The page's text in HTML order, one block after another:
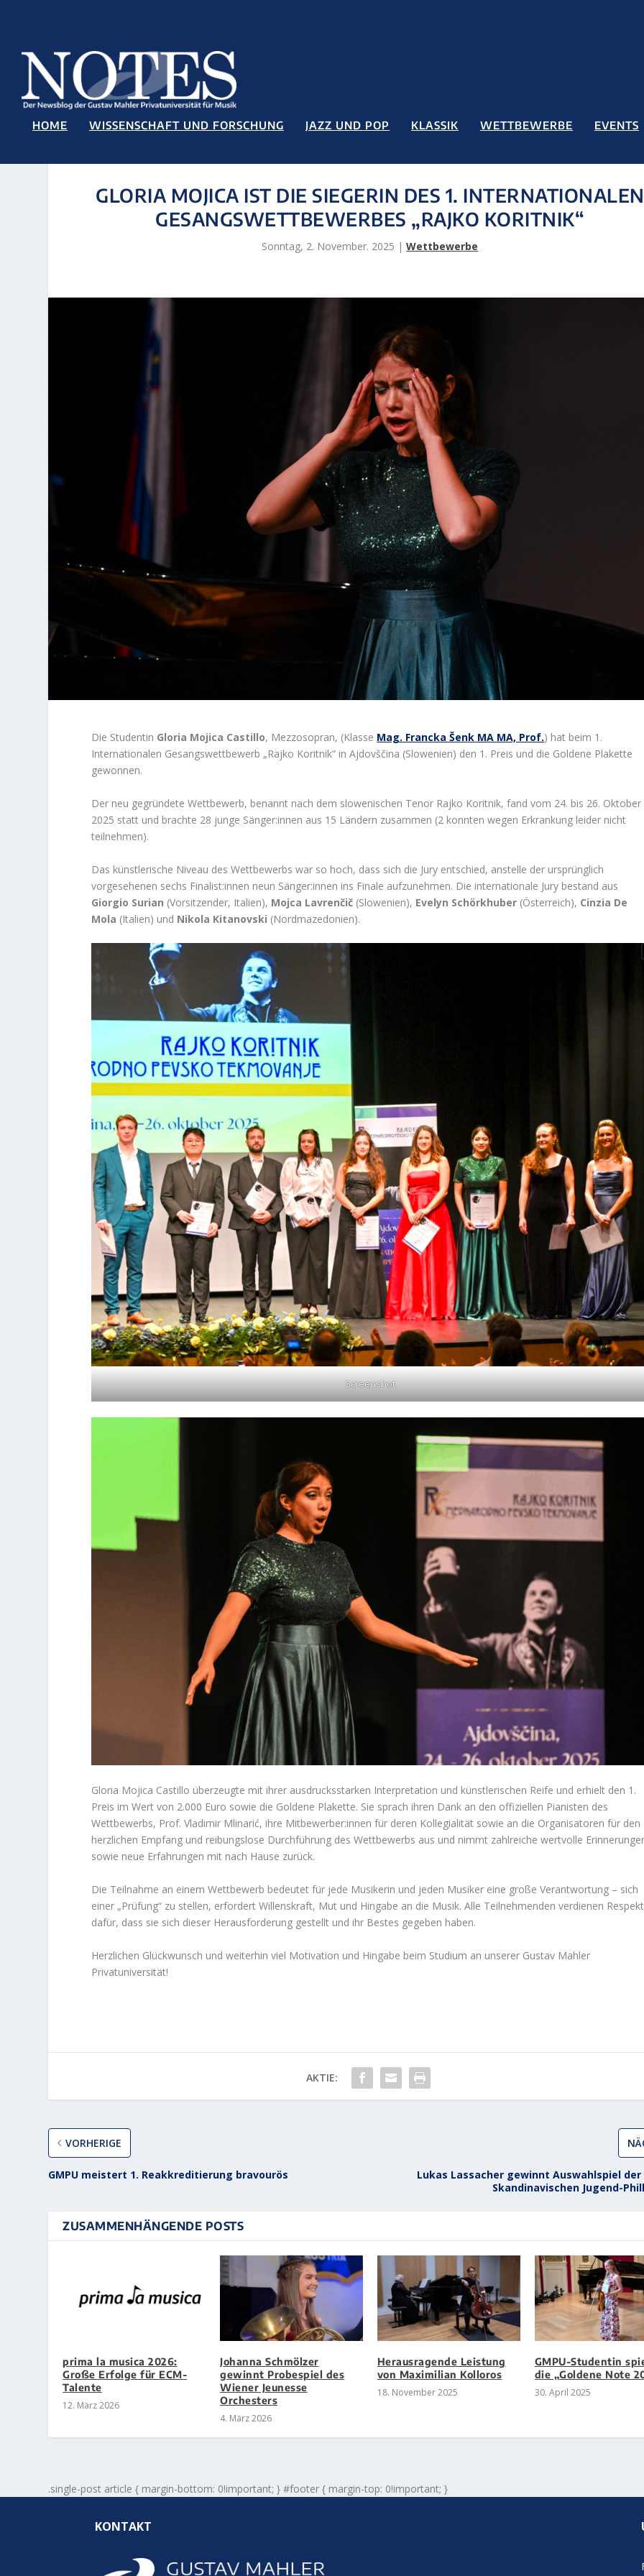
HOME WISSENSCHAFT UND FORSCHUNG JAZZ UND POP KLASSIK WETTBEWERBE EVENTS
GLORIA MOJICA IST DIE SIEGERIN DES 1. INTERNATIONALEN
GESANGSWETTBEWERBES „RAJKO KORITNIK“
Sonntag, 2. November. 2025 |Wettbewerbe
Die Studentin Gloria Mojica Castillo, Mezzosopran, (Klasse Mag. Francka Šenk MA MA, Prof.) hat beim 1.
Internationalen Gesangswettbewerb „Rajko Koritnik“ in Ajdovščina (Slowenien) den 1. Preis und die Goldene Plakette
gewonnen.
Der neu gegründete Wettbewerb, benannt nach dem slowenischen Tenor Rajko Koritnik, fand vom 24. bis 26. Oktober
2025 statt und brachte 28 junge Sänger:innen aus 15 Ländern zusammen (2 konnten wegen Erkrankung leider nicht
teilnehmen).
Das künstlerische Niveau des Wettbewerbs war so hoch, dass sich die Jury entschied, anstelle der ursprünglich
vorgesehenen sechs Finalist:innen neun Sänger:innen ins Finale aufzunehmen. Die internationale Jury bestand aus
Giorgio Surian (Vorsitzender, Italien), Mojca Lavrenčič (Slowenien), Evelyn Schörkhuber (Österreich), Cinzia De
Mola (Italien) und Nikola Kitanovski (Nordmazedonien).
Screenshot
Gloria Mojica Castillo überzeugte mit ihrer ausdrucksstarken Interpretation und künstlerischen Reife und erhielt den 1.
Preis im Wert von 2.000 Euro sowie die Goldene Plakette. Sie sprach ihren Dank an den offiziellen Pianisten des
Wettbewerbs, Prof. Vladimir Mlinarić, ihre Mitbewerber:innen für deren Kollegialität sowie an die Organisatoren für den
herzlichen Empfang und reibungslose Durchführung des Wettbewerbs aus und nimmt zahlreiche wertvolle
sowie neue Erfahrungen mit nach Hause zurück.
Die Teilnahme an einem Wettbewerb bedeutet für jede Musikerin und jeden Musiker eine große Verantwortung – sich
einer „Prüfung“ zu stellen, erfordert Willenskraft, Mut und Hingabe an die Musik. Alle Teilnehmenden verdienen Respekt
dafür, dass sie sich dieser Herausforderung gestellt und ihr Bestes gegeben haben.
Herzlichen Glückwunsch und weiterhin viel Motivation und Hingabe beim Studium an unserer Gustav Mahler
Privatuniversität!
AKTIE:
VORHERIGE
GMPU meistert 1. Reakkreditierung bravourös
Lukas Lassacher gewinnt Auswahlspiel
Skandinavischen Jugend-
ZUSAMMENHÄNGENDE POSTS
prima la musica 2026:
Große Erfolge für ECM-
Talente
12. März 2026
Johanna Schmölzer
gewinnt Probespiel des
Wiener Jeunesse
Orchesters
4. März 2026
Herausragende Leistung
von Maximilian Kolloros
18. November 2025
GMPU-Studentin
die „Goldene Note
30. April 2025
.single-post article { margin-bottom: 0!important; } #footer { margin-top: 0!important; }
KONTAKT